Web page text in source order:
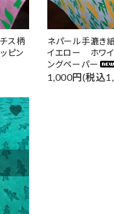
ス柄
ピン
ネパール手漉き
イエロー ホワ
ングペーパー
1,000円(税込
favorite